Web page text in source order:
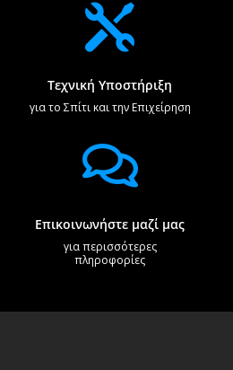

Τεχνική Υποστήριξη
για το Σπίτι και την Επιχείρηση

Επικοινωνήστε μαζί μας
για περισσότερες
πληροφορίες